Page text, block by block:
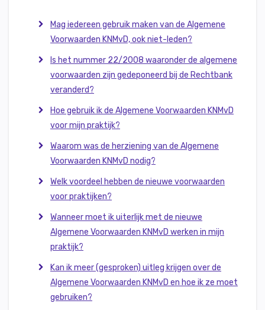
Mag iedereen gebruik maken van de Algemene
Voorwaarden KNMvD, ook niet-leden?
Is het nummer 22/2008 waaronder de algemene
voorwaarden zijn gedeponeerd bij de Rechtbank
veranderd?
Hoe gebruik ik de Algemene Voorwaarden KNMvD
voor mijn praktijk?
Waarom was de herziening van de Algemene
Voorwaarden KNMvD nodig?
Welk voordeel hebben de nieuwe voorwaarden
voor praktijken?
Wanneer moet ik uiterlijk met de nieuwe
Algemene Voorwaarden KNMvD werken in mijn
praktijk?
Kan ik meer (gesproken) uitleg krijgen over de
Algemene Voorwaarden KNMvD en hoe ik ze moet
gebruiken?